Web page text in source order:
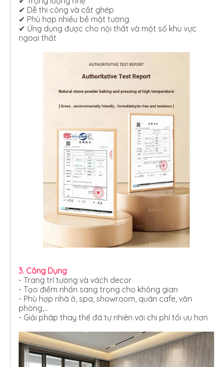
✔ Dễ thi công và cắt ghép
✔ Phù hợp nhiều bề mặt tường
✔ Ứng dụng được cho nội thất và một số khu vực
ngoại thất
3. Công Dụng
- Trang trí tường và vách decor
- Tạo điểm nhấn sang trọng cho không gian
- Phù hợp nhà ở, spa, showroom, quán cafe, văn
phòng,…
- Giải pháp thay thế đá tự nhiên với chi phí tối ưu hơn